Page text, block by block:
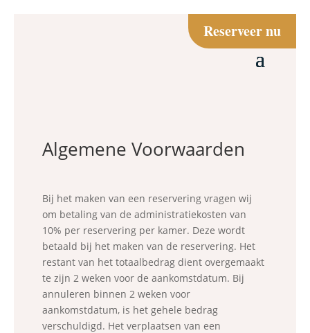
Reserveer nu
Algemene Voorwaarden
Bij het maken van een reservering vragen wij
om betaling van de administratiekosten van
10% per reservering per kamer. Deze wordt
betaald bij het maken van de reservering. Het
restant van het totaalbedrag dient overgemaakt
te zijn 2 weken voor de aankomstdatum. Bij
annuleren binnen 2 weken voor
aankomstdatum, is het gehele bedrag
verschuldigd. Het verplaatsen van een